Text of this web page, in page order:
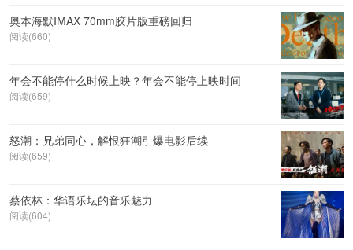
奥本海默IMAX 70mm胶片版重磅回归
阅读(660)
年会不能停什么时候上映？年会不能停上映时间
阅读(659)
怒潮：兄弟同心，解恨狂潮引爆电影后续
阅读(659)
蔡依林：华语乐坛的音乐魅力
阅读(604)